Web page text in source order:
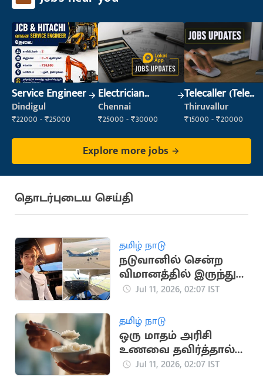
Service Engineer
Dindigul
₹22000 - ₹25000
Electrician
(Construction)
Chennai
₹25000 - ₹30000
Telecaller (Tele
Sales)
Thiruvallur
₹15000 - ₹20000
Explore more jobs
தொடர்புடைய செய்தி
தமிழ் நாடு
நடுவானில் சென்ற
விமானத்தில் இருந்து
குதித்த விமானி பலி
Jul 11, 2026, 02:07 IST
தமிழ் நாடு
ஒரு மாதம் அரிசி
உணவை தவிர்த்தால்
உடலில் நடக்கும்
Jul 11, 2026, 02:07 IST